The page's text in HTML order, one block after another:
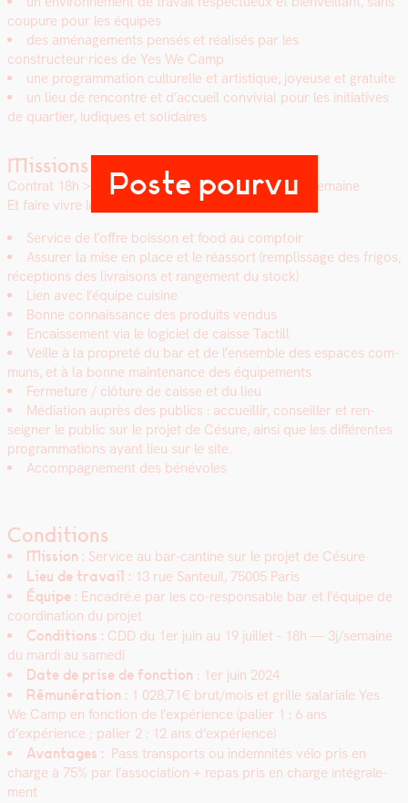
Poste pourvu
coupure pour les équipes
des amé­nage­ments pen­sés et réal­isés par les
constructeur·rices de Yes We Camp
une pro­gram­ma­tion cul­turelle et artis­tique, joyeuse et gra­tu­ite
un lieu de ren­con­tre et d’accueil con­vivial pour les ini­tia­tives
de quarti­er, ludiques et sol­idaires
Missions
Con­trat 18h > assur­er 3 shifts de 6 heures dans la semaine
Et faire vivre le lieu !
Ser­vice de l’offre bois­son et food au comp­toir
Assur­er la mise en place et le réas­sort (rem­plis­sage des fri­gos,
récep­tions des livraisons et range­ment du stock)
Lien avec l’équipe cui­sine
Bonne con­nais­sance des pro­duits ven­dus
Encaisse­ment via le logi­ciel de caisse Tac­till
Veille à la pro­preté du bar et de l’ensem­ble des espaces com­
muns, et à la bonne main­te­nance des équipements
Fer­me­ture / clô­ture de caisse et du lieu
Médi­a­tion auprès des publics : accueil­lir, con­seiller et ren­
seign­er le pub­lic sur le pro­jet de Césure, ain­si que les dif­férentes
pro­gram­ma­tions ayant lieu sur le site.
Accom­pa­g­ne­ment des bénév­oles
Conditions
Mis­sion : Ser­vice au bar-can­tine sur le pro­jet de Césure
Lieu de tra­vail : 13 rue San­teuil, 75005 Paris
Équipe : Encadré.e par les co-respon­s­able bar et l’équipe de
coor­di­na­tion du pro­jet
Con­di­tions : CDD du 1er juin au 19 juil­let - 18h — 3j/semaine
du mar­di au same­di
Date de prise de fonc­tion : 1er juin 2024
Rémunéra­tion : 1 028,71€ brut/mois et grille salar­i­ale Yes
We Camp en fonc­tion de l’expérience (palier 1 : 6 ans
d’expérience ; palier 2 : 12 ans d’expérience)
Avan­tages : Pass trans­ports ou indem­nités vélo pris en
charge à 75% par l’association + repas pris en charge inté­grale­
ment